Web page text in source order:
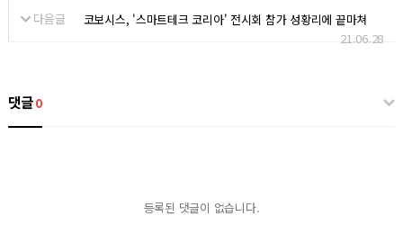
다음글
코보시스, '스마트테크 코리아' 전시회 참가 성황리에 끝마쳐
21.06.28
댓글0
등록된 댓글이 없습니다.